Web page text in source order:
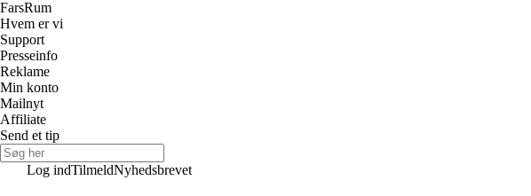
FarsRum
Hvem er vi
Support
Presseinfo
Reklame
Min konto
Mailnyt
Affiliate
Send et tip
Log indTilmeldNyhedsbrevet